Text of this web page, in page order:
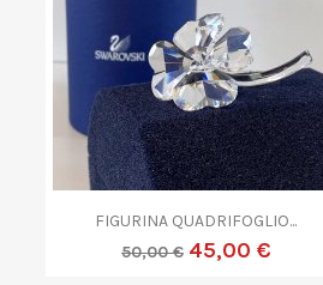
Anteprima
FIGURINA QUADRIFOGLIO...
50,00 € 45,00 €